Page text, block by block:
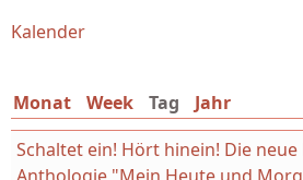
Sie sind hier
Kalender
Monat Week Tag (aktiver Reiter)
Jahr
Schaltet ein! Hört hinein! Die neue